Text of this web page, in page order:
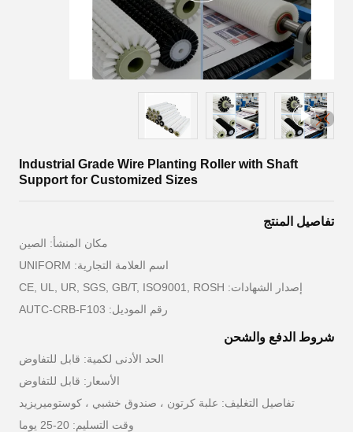
Industrial Grade Wire Planting Roller with Shaft
Support for Customized Sizes
تفاصيل المنتج
مكان المنشأ: الصين
اسم العلامة التجارية: UNIFORM
إصدار الشهادات: CE, UL, UR, SGS, GB/T, ISO9001, ROSH
رقم الموديل: AUTC-CRB-F103
شروط الدفع والشحن
الحد الأدنى لكمية: قابل للتفاوض
الأسعار: قابل للتفاوض
تفاصيل التغليف: علبة كرتون ، صندوق خشبي ، كوستوميريزيد
وقت التسليم: 20-25 يوما